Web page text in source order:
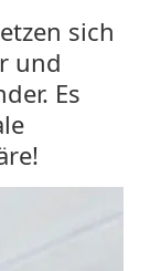
sich
und
Es